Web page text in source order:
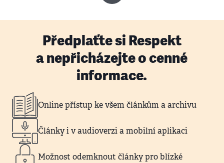
Předplaťte si Respekt
a nepřicházejte o cenné
informace.
Online přístup ke všem článkům a archivu
Články i v audioverzi a mobilní aplikaci
Možnost odemknout články pro blízké